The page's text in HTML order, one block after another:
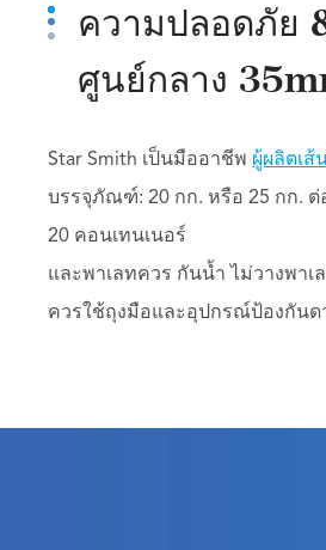
ความปลอดภัย
ศูนย์กลาง
Star Smith เป็นมืออาชีพ ผู้ผลิตเส้
บรรจุภัณฑ์: 20 กก. หรือ 25 กก.
20 คอนเทนเนอร์
และพาเลทควร กันน้ำ ไม่วางพาเ
ควรใช้ถุงมือและอุปกรณ์ป้องกันดว